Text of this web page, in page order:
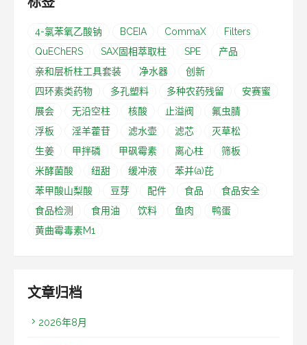
4-氯苯氧乙酸钠 BCEIA CommaX
Filters
QuEChERS
SAX固相萃取柱 SPE
产品
亲和层析柱工具套装
净水器
创新
四环素类药物
多孔塑料 多种农药残留
安赛蜜
展会
无沿空柱 核酸 止溢阀
氟虫腈
浮板
淫羊藿苷 滤水壶 滤芯
灭草松
生姜
甲拌磷 甲砜霉素 离心柱
筛板
米酵菌酸
纽甜 缓冲液
苯并(a)芘
苯甲酸山梨酸
豆芽 配件 食品
食品安全
食品检测
食用油 饮料 鱼肉
鸭蛋
黄曲霉毒素M1
文章归档
2026年8月